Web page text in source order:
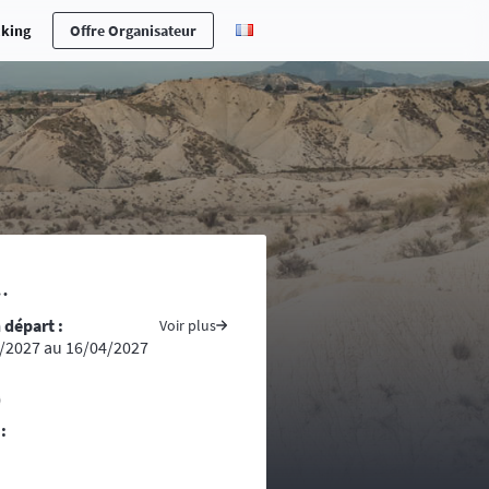
Offre Organisateur
départ : Voir plus
au 16/04/2027
en cas d’accident ou maladie,
n’est pas toujours aisée ….
traversés, prenez avec vous
du ministère des affaires
conseillé voire indispensable
randonnée, vous vous
d’assistance médicale locale.
la progression de la course. La